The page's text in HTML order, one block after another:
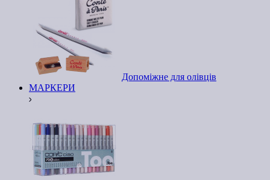
Допоміжне для олівців
МАРКЕРИ